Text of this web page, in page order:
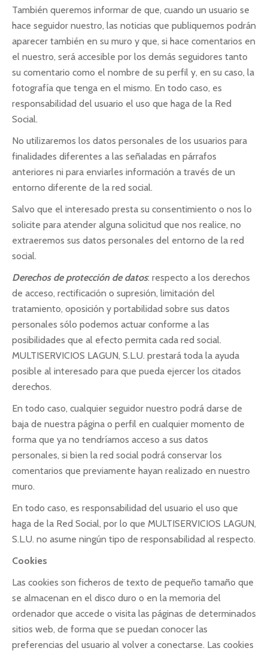
También queremos informar de que, cuando un usuario se
hace seguidor nuestro, las noticias que publiquemos podrán
aparecer también en su muro y que, si hace comentarios en
el nuestro, será accesible por los demás seguidores tanto
su comentario como el nombre de su perfil y, en su caso, la
fotografía que tenga en el mismo. En todo caso, es
responsabilidad del usuario el uso que haga de la Red
Social.
No utilizaremos los datos personales de los usuarios para
finalidades diferentes a las señaladas en párrafos
anteriores ni para enviarles información a través de un
entorno diferente de la red social.
Salvo que el interesado presta su consentimiento o nos lo
solicite para atender alguna solicitud que nos realice, no
extraeremos sus datos personales del entorno de la red
social.
Derechos de protección de datos: respecto a los derechos
de acceso, rectificación o supresión, limitación del
tratamiento, oposición y portabilidad sobre sus datos
personales sólo podemos actuar conforme a las
posibilidades que al efecto permita cada red social.
MULTISERVICIOS LAGUN, S.L.U. prestará toda la ayuda
posible al interesado para que pueda ejercer los citados
derechos.
En todo caso, cualquier seguidor nuestro podrá darse de
baja de nuestra página o perfil en cualquier momento de
forma que ya no tendríamos acceso a sus datos
personales, si bien la red social podrá conservar los
comentarios que previamente hayan realizado en nuestro
muro.
En todo caso, es responsabilidad del usuario el uso que
haga de la Red Social, por lo que MULTISERVICIOS LAGUN,
S.L.U. no asume ningún tipo de responsabilidad al respecto.
Cookies
Las cookies son ficheros de texto de pequeño tamaño que
se almacenan en el disco duro o en la memoria del
ordenador que accede o visita las páginas de determinados
sitios web, de forma que se puedan conocer las
preferencias del usuario al volver a conectarse. Las cookies